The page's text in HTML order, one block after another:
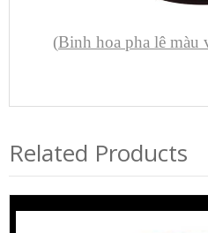
(Binh hoa pha lê màu
Related Products